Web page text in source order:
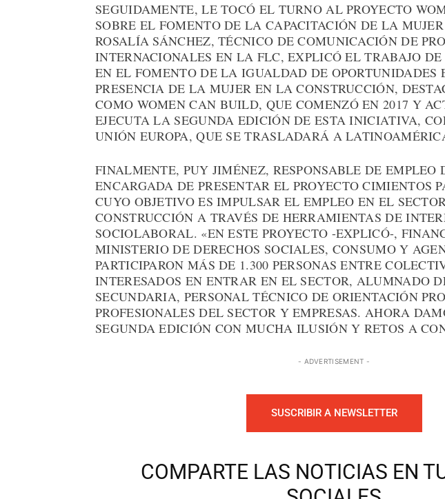
SEGUIDAMENTE, LE TOCÓ EL TURNO AL PROYECTO
SOBRE EL FOMENTO DE LA CAPACITACIÓN DE LA
ROSALÍA SÁNCHEZ, TÉCNICO DE COMUNICACIÓN DE
INTERNACIONALES EN LA FLC, EXPLICÓ EL TRABAJO
EN EL FOMENTO DE LA IGUALDAD DE OPORTUNIDADES
PRESENCIA DE LA MUJER EN LA CONSTRUCCIÓN,
COMO WOMEN CAN BUILD, QUE COMENZÓ EN 2017 Y
EJECUTA LA SEGUNDA EDICIÓN DE ESTA INICIATIVA,
UNIÓN EUROPA, QUE SE TRASLADARÁ A
FINALMENTE, PUY JIMÉNEZ, RESPONSABLE DE
ENCARGADA DE PRESENTAR EL PROYECTO CIMIENTOS
CUYO OBJETIVO ES IMPULSAR EL EMPLEO EN EL
CONSTRUCCIÓN A TRAVÉS DE HERRAMIENTAS DE
SOCIOLABORAL. «EN ESTE PROYECTO -EXPLICÓ-,
MINISTERIO DE DERECHOS SOCIALES, CONSUMO Y
PARTICIPARON MÁS DE 1.300 PERSONAS ENTRE
INTERESADOS EN ENTRAR EN EL SECTOR, ALUMNADO
SECUNDARIA, PERSONAL TÉCNICO DE ORIENTACIÓN
PROFESIONALES DEL SECTOR Y EMPRESAS. AHORA
SEGUNDA EDICIÓN CON MUCHA ILUSIÓN Y RETOS A
- ADVERTISEMENT -
SUSCRIBIR A NEWSLETTER
COMPARTE LAS NOTICIAS EN